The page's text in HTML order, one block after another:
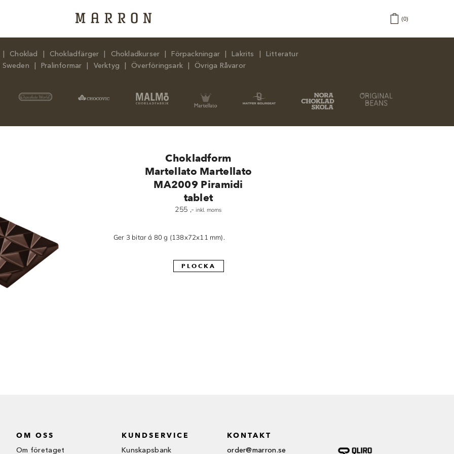
0
Choklad Chokladfärger Chokladkurser Förpackningar Lakrits
Litteratur
Sweden
Pralinformar Verktyg Överföringsark Övriga Råvaror
Chokladform
Martellato Martellato
MA2009 Piramidi
tablet
255 ,- inkl. moms
Ger 3 bitar á 80 g (138x72x11 mm).
PLOCKA
OM OSS
Om företaget
KUNDSERVICE
Kunskapsbank
KONTAKT
order@marron.se